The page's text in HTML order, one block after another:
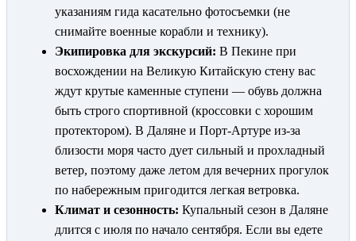
указаниям гида касательно фотосъемки (не
снимайте военные корабли и технику).
Экипировка для экскурсий: В Пекине при
восхождении на Великую Китайскую стену вас
ждут крутые каменные ступени — обувь должна
быть строго спортивной (кроссовки с хорошим
протектором). В Даляне и Порт-Артуре из-за
близости моря часто дует сильный и прохладный
ветер, поэтому даже летом для вечерних прогулок
по набережным пригодится легкая ветровка.
Климат и сезонность: Купальный сезон в Даляне
длится с июля по начало сентября. Если вы едете